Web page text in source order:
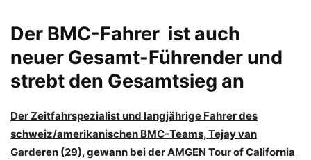
Der BMC-Fahrer ist auch
neuer Gesamt-Führender und
strebt den Gesamtsieg an
Der Zeitfahrspezialist und langjährige Fahrer des
schweiz/amerikanischen BMC-Teams, Tejay van
Garderen (29), gewann bei der AMGEN Tour of California